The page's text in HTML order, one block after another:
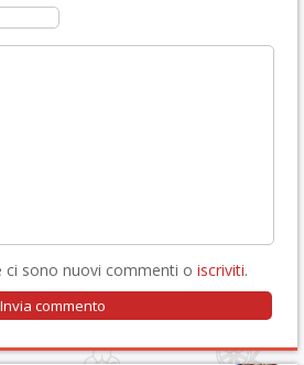
ci sono nuovi commenti o iscriviti.